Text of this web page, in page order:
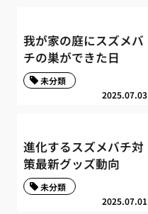
我が家の庭にスズメバ
チの巣ができた日
2025.07.03
未分類
進化するスズメバチ対
策最新グッズ動向
2025.07.01
未分類